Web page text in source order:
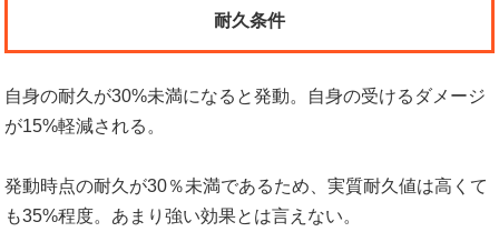
耐久条件
自身の耐久が30%未満になると発動。自身の受けるダメージ
が15%軽減される。
発動時点の耐久が30％未満であるため、実質耐久値は高くて
も35%程度。あまり強い効果とは言えない。